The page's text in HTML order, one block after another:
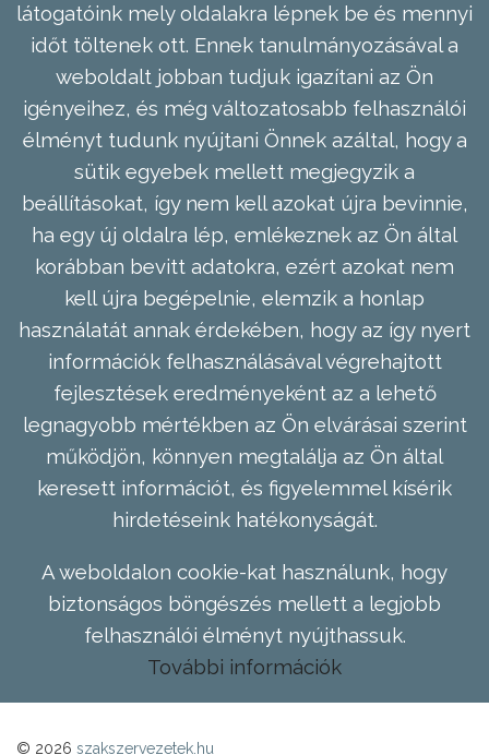
látogatóink mely oldalakra lépnek be és mennyi
időt töltenek ott. Ennek tanulmányozásával a
weboldalt jobban tudjuk igazítani az Ön
igényeihez, és még változatosabb felhasználói
élményt tudunk nyújtani Önnek azáltal, hogy a
sütik egyebek mellett megjegyzik a
beállításokat, így nem kell azokat újra bevinnie,
ha egy új oldalra lép, emlékeznek az Ön által
korábban bevitt adatokra, ezért azokat nem
kell újra begépelnie, elemzik a honlap
használatát annak érdekében, hogy az így nyert
információk felhasználásával végrehajtott
fejlesztések eredményeként az a lehető
legnagyobb mértékben az Ön elvárásai szerint
működjön, könnyen megtalálja az Ön által
keresett információt, és figyelemmel kísérik
hirdetéseink hatékonyságát.
A weboldalon cookie-kat használunk, hogy
biztonságos böngészés mellett a legjobb
felhasználói élményt nyújthassuk.
További információk
© 2026 szakszervezetek.hu